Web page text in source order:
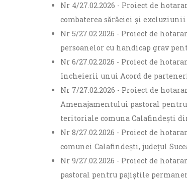
Nr 4/27.02.2026 - Proiect de
combaterea sărăciei şi
Nr 5/27.02.2026 - Proiect de
persoanelor cu handicap grav
Nr 6/27.02.2026 - Proiect de
încheierii unui Acord de
Nr 7/27.02.2026 - Proiect de
Amenajamentului pastoral
teritoriale comuna Calafindești
Nr 8/27.02.2026 - Proiect de
comunei Calafindești, județul
Nr 9/27.02.2026 - Proiect de
pastoral pentru pajiștile